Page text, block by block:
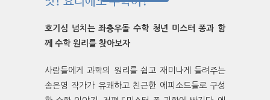
호기심 넘치는 좌충우돌 수학 청년 미스터 퐁과 함
께 수학 원리를 찾아보자
사람들에게 과학의 원리를 쉽고 재미나게 들려주는
송은영 작가가 유쾌하고 친근한 에피소드들로 구성